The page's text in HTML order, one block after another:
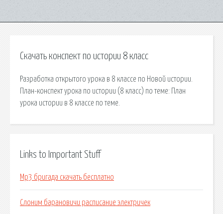
Скачать конспект по истории 8 класс
Разработка открытого урока в 8 классе по Новой истории.
План-конспект урока по истории (8 класс) по теме: План
урока истории в 8 классе по теме.
Links to Important Stuff
Mp3 бригада скачать бесплатно
Слоним барановичи расписание электричек